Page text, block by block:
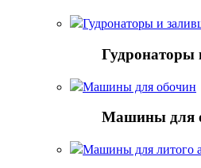
Гудронаторы и
Машины для обочин
Машины для
Машины для литого